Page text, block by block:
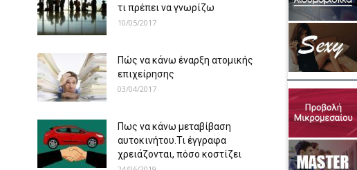
τι πρέπει να γνωρίζω
10/05/2017
Πώς να κάνω έναρξη ατομικής
επιχείρησης
03/04/2017
Πως να κάνω μεταβίβαση
αυτοκινήτου.Τι έγγραφα
χρειάζονται, πόσο κοστίζει